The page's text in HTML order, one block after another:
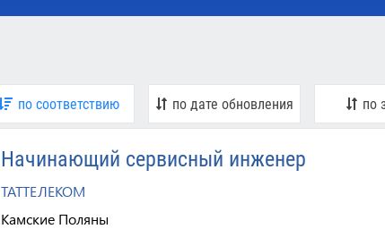
по соответствию по дате обновления по
Начинающий сервисный инженер
ТАТТЕЛЕКОМ
Камские Поляны